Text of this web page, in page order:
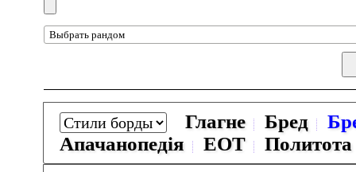
Глагне Бред
Апачанопедiя
ЕОТ
Политота